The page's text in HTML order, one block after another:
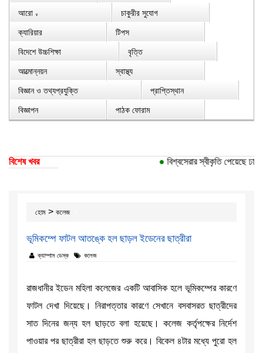
আরো ∨
চাকুরীর সুযোগ
ক্যারিয়ার
টিপস
বিদেশে উচ্চশিক্ষা
বৃত্তি
আত্মোন্নয়ন
স্বাস্থ্য
বিজ্ঞান ও তথ্যপ্রযুক্তি
প্রাপ্তিস্থান
বিজ্ঞাপন
পাঠক ফোরাম
বিশেষ খবর বিশ্বসেরার স্বীকৃতি পেয়েছে ঢাকা
হোম > কলেজ
ভূমিকম্পে ফাটল আতঙ্কে হল ছাড়ল ইডেনের ছাত্রীরা
ক্যাম্পাস ডেস্ক কলেজ
রাজধানীর ইডেন মহিলা কলেজের একটি আবাসিক হলে ভূমিকম্পের কারণে
ফাটল দেখা দিয়েছে। নিরাপত্তার কারণে সেখানে বসবাসরত ছাত্রীদের
সাত দিনের জন্য হল ছাড়তে বলা হয়েছে। কলেজ কর্তৃপক্ষের নির্দেশ
পাওয়ার পর ছাত্রীরা হল ছাড়তে শুরু করে। বিকেল ৪টার মধ্যে পুরো হল